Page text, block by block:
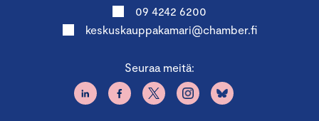
09 4242 6200
keskuskauppakamari@chamber.fi
Seuraa meitä: